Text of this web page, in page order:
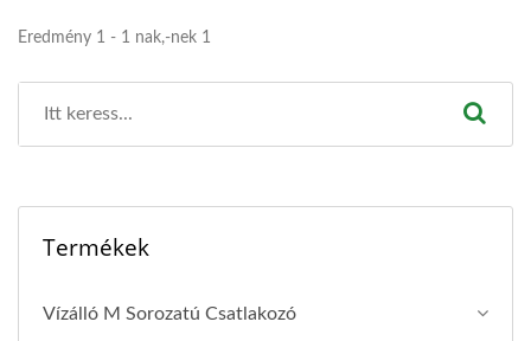
Eredmény 1 - 1 nak,-nek 1
Termékek
Vízálló M Sorozatú Csatlakozó